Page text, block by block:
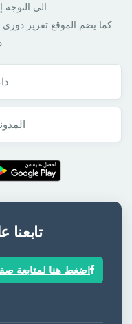
الى
كما يضم الموقع تقرير
اضغط هنا لمتابعة